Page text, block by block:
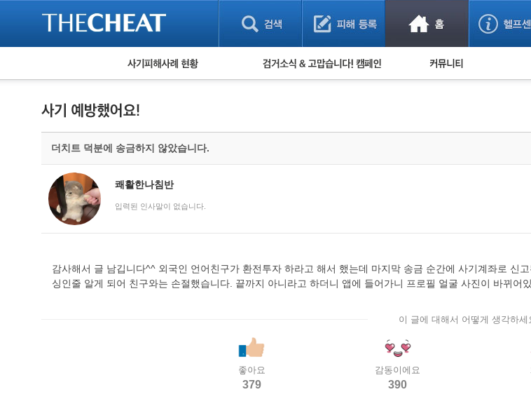
피해사례 현황
게임 · 비실물 피해사례
보이스피싱 피해사례
유해사이트 목록
비공개 피해사례
워킹홀리데이 피해사례
검거 소식 사기 예방했어요!
더치트 덕분에 송금하지 않았습니다.
쾌활한나침반
입력된 인사말이 없습니다.
감사해서 글 남깁니다^^ 외국인 언어친구가 환전투자 하라고 해서 했는데 마지막 송금 순간에 사기계좌로 신
싱인줄 알게 되어 친구와는 손절했습니다. 끝까지 아니라고 하더니 앱에 들어가니 프로필 얼굴 사진이 바뀌어
이 글에 대해서 어떻게 생각하세
좋아요
379
감동이에요
390